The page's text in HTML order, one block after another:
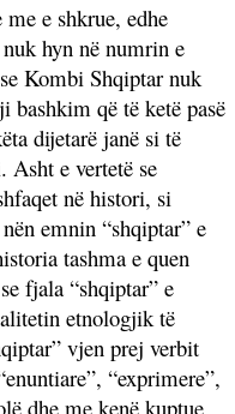
e shkrue, edhe
hyn në numrin e
Kombi Shqiptar nuk
bashkim që të ketë pasë
dijetarë janë si të
e vertetë se
në histori, si
emnin “shqiptar” e
tashma e quen
fjala “shqiptar” e
etnologjik të
vjen prej verbit
“exprimere”,
dhe me kenë kuptue